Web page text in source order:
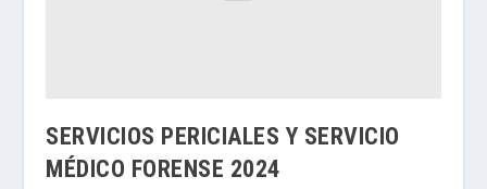
SERVICIOS PERICIALES Y SERVICIO
MÉDICO FORENSE 2024